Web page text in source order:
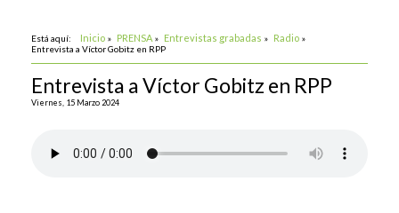
Está aquí: Inicio » PRENSA » Entrevistas grabadas » Radio »
Entrevista a Víctor Gobitz en RPP
Entrevista a Víctor Gobitz en RPP
Viernes, 15 Marzo 2024